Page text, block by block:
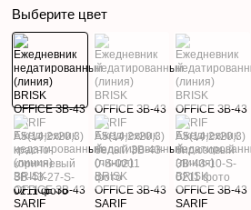
Выберите цвет